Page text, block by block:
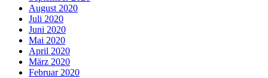
August 2020
Juli 2020
Juni 2020
Mai 2020
April 2020
März 2020
Februar 2020